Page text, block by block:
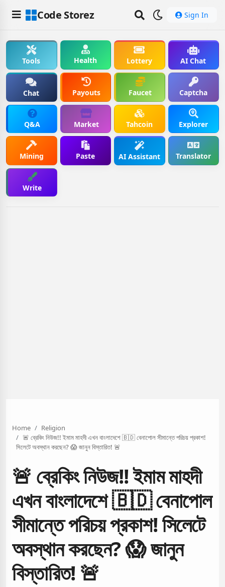
Code Storez Sign In
Tools Health Lottery AI Chat
Chat Payouts Faucet Captcha
Q&A Market Tahcoin Explorer
Mining Paste AI Assistant Translator
Write
Home
Religion
🚨 ব্রেকিং নিউজ!! ইমাম মাহদী এখন বাংলাদেশে 🇧🇩 বেনাপোল সীমান্তে পরিচয় প্রকাশ!
সিলেটে অবস্থান করছেন? 😱 জানুন বিস্তারিত! 🚨
🚨 ব্রেকিং নিউজ!! ইমাম মাহদী
এখন বাংলাদেশে 🇧🇩 বেনাপোল
সীমান্তে পরিচয় প্রকাশ! সিলেটে
অবস্থান করছেন? 😱 জানুন
বিস্তারিত! 🚨